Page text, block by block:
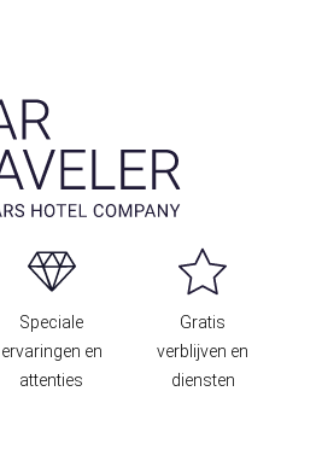
Speciale
ervaringen en
attenties
Gratis
verblijven en
diensten